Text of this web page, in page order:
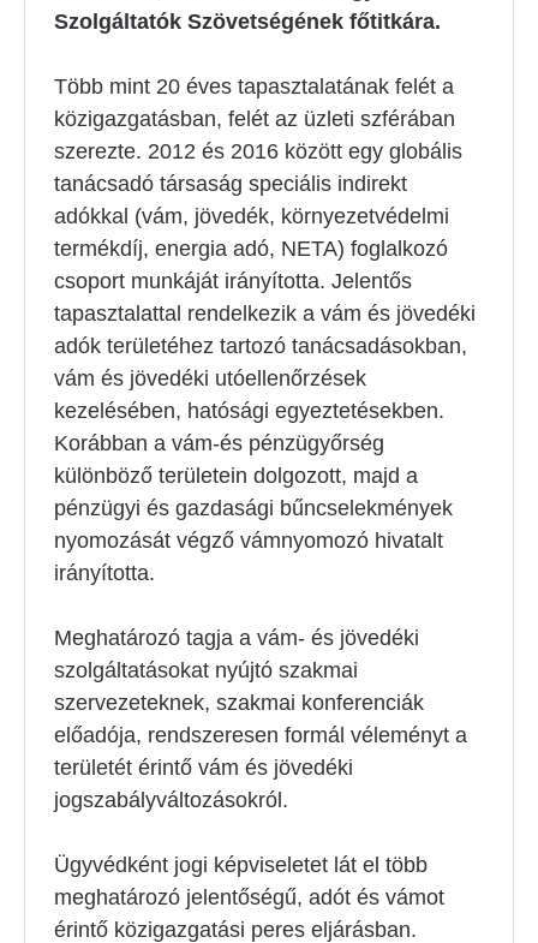
Szolgáltatók Szövetségének főtitkára.
Több mint 20 éves tapasztalatának felét a
közigazgatásban, felét az üzleti szférában
szerezte. 2012 és 2016 között egy globális
tanácsadó társaság speciális indirekt
adókkal (vám, jövedék, környezetvédelmi
termékdíj, energia adó, NETA) foglalkozó
csoport munkáját irányította. Jelentős
tapasztalattal rendelkezik a vám és jövedéki
adók területéhez tartozó tanácsadásokban,
vám és jövedéki utóellenőrzések
kezelésében, hatósági egyeztetésekben.
Korábban a vám-és pénzügyőrség
különböző területein dolgozott, majd a
pénzügyi és gazdasági bűncselekmények
nyomozását végző vámnyomozó hivatalt
irányította.
Meghatározó tagja a vám- és jövedéki
szolgáltatásokat nyújtó szakmai
szervezeteknek, szakmai konferenciák
előadója, rendszeresen formál véleményt a
területét érintő vám és jövedéki
jogszabályváltozásokról.
Ügyvédként jogi képviseletet lát el több
meghatározó jelentőségű, adót és vámot
érintő közigazgatási peres eljárásban.